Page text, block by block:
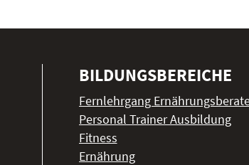
BILDUNGSBEREICHE
Fernlehrgang
Personal Trainer Ausbildung
Fitness
Ernährung